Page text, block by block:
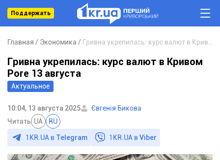
Поддержать
Главная Экономика
Актуальное
Гривна укрепилась: курс валют в Кривом
Роге 13 августа
10:04, 13 августа 2025
Євгенія Бикова
Читать UA RU
1KR.UA в Telegram 1KR.UA вViber